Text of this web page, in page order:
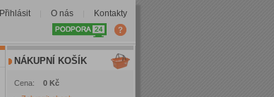
Přihlásit O nás Kontakty
NÁKUPNÍ KOŠÍK
Cena: 0 Kč